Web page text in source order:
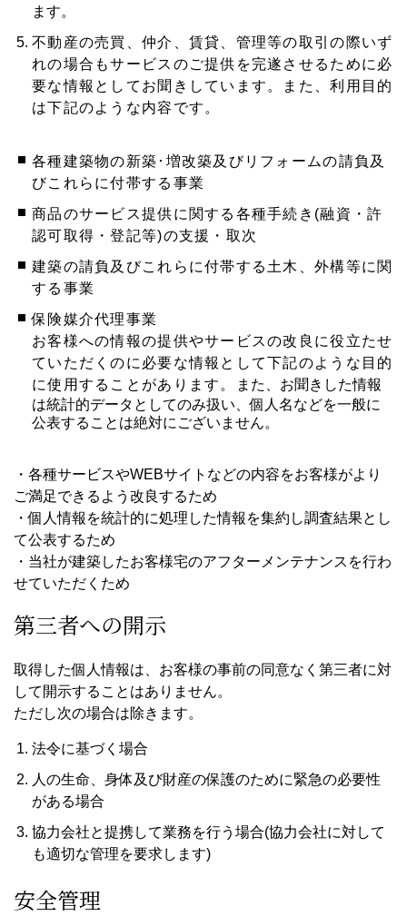
ます。
不動産の売買、仲介、賃貸、管理等の取引の際いず
れの場合もサービスのご提供を完遂させるために必
要な情報としてお聞きしています。また、利用目的
は下記のような内容です。
各種建築物の新築･増改築及びリフォームの請負及
びこれらに付帯する事業
商品のサービス提供に関する各種手続き(融資・許
認可取得・登記等)の支援・取次
建築の請負及びこれらに付帯する土木、外構等に関
する事業
保険媒介代理事業
お客様への情報の提供やサービスの改良に役立たせ
ていただくのに必要な情報として下記のような目的
に使用することがあります。
また、お聞きした情報
は統計的データとしてのみ扱い、個人名などを一般に
公表することは絶対にございません。
・各種サービスやWEBサイトなどの内容をお客様がより
ご満足できるよう改良するため
・個人情報を統計的に処理した情報を集約し調査結果とし
て公表するため
・当社が建築したお客様宅のアフターメンテナンスを行わ
せていただくため
第三者への開示
取得した個人情報は、お客様の事前の同意なく第三者に対
して開示することはありません。
ただし次の場合は除きます。
法令に基づく場合
人の生命、身体及び財産の保護のために緊急の必要性
がある場合
協力会社と提携して業務を行う場合(協力会社に対して
も適切な管理を要求します)
安全管理